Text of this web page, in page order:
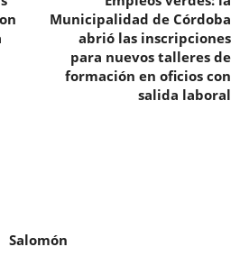
Municipalidad de Córdoba
abrió las inscripciones
para nuevos talleres de
formación en oficios con
salida laboral
Salomón